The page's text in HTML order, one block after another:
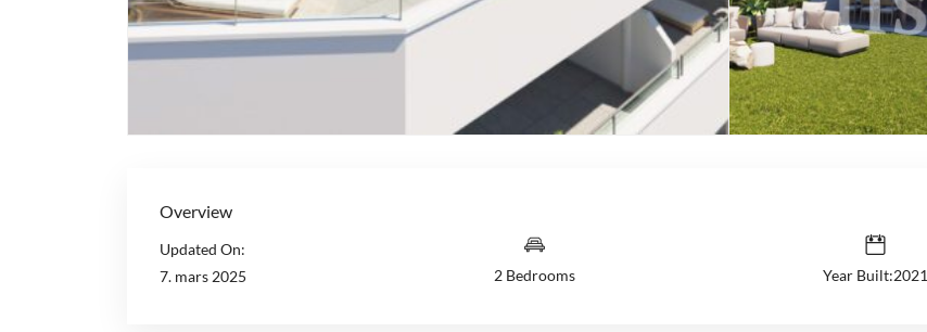
Overview
Updated On:
7. mars 2025
2 Bedrooms Year Built:2021